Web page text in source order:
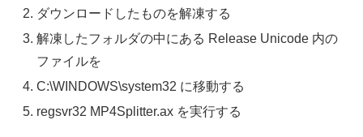
ダウンロードしたものを解凍する
解凍したフォルダの中にある Release Unicode 内の
ファイルを
C:\WINDOWS\system32 に移動する
regsvr32 MP4Splitter.ax を実行する